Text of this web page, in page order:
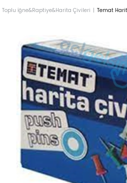
Toplu İğne&Raptiye&Harita Çivileri Temat